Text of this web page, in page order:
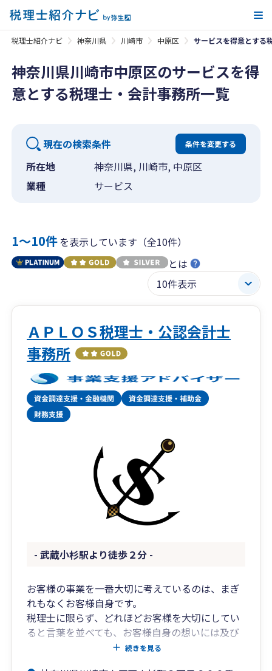
税理士紹介ナビ 神奈川県 川崎市 中原区 サービスを得意とする
神奈川県川崎市中原区のサービスを得
意とする税理士・会計事務所一覧
現在の検索条件 条件を変更する
所在地
神奈川県, 川崎市, 中原区
業種
サービス
1〜10件を表示しています（全10件）
とは
ＡＰＬＯＳ税理士・公認会計士
事務所
- 武蔵小杉駅より徒歩２分 -
お客様の事業を一番大切に考えているのは、まぎ
れもなくお客様自身です。
税理士に限らず、どれほどお客様を大切にしてい
ると言葉を並べても、お客様自身の想いには及び
続きを見る